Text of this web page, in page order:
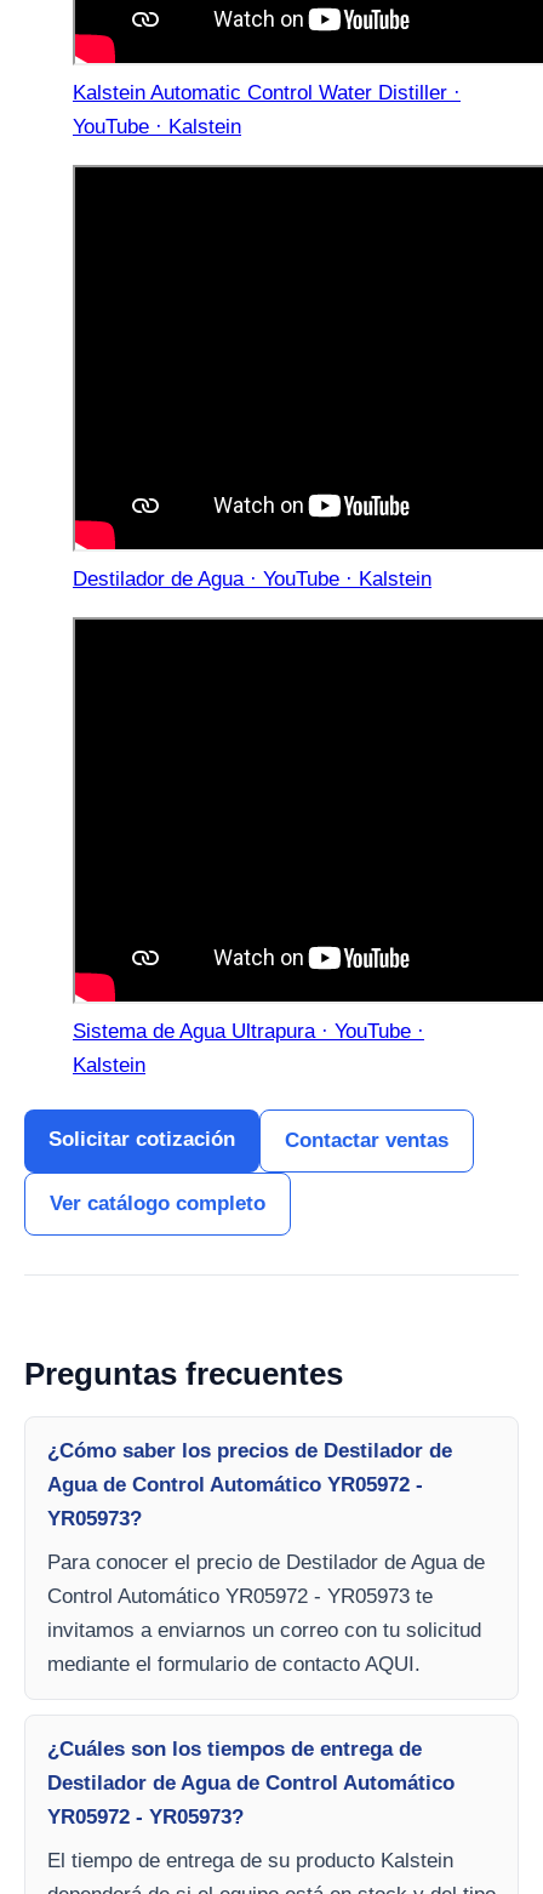
Kalstein Automatic Control Water Distiller ·
YouTube · Kalstein
Destilador de Agua · YouTube · Kalstein
Sistema de Agua Ultrapura · YouTube ·
Kalstein
Solicitar cotización Contactar ventas
Ver catálogo completo
Preguntas frecuentes
¿Cómo saber los precios de Destilador de
Agua de Control Automático YR05972 -
YR05973?
Para conocer el precio de Destilador de Agua de
Control Automático YR05972 - YR05973 te
invitamos a enviarnos un correo con tu solicitud
mediante el formulario de contacto AQUI.
¿Cuáles son los tiempos de entrega de
Destilador de Agua de Control Automático
YR05972 - YR05973?
El tiempo de entrega de su producto Kalstein